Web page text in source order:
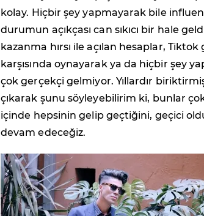
kolay. Hiçbir şey yapmayarak bile
durumun açıkçası can sıkıcı bir hale
kazanma hırsı ile açılan hesaplar,
karşısında oynayarak ya da hiçbir şey
çok gerçekçi gelmiyor. Yıllardır
çıkarak şunu söyleyebilirim ki, bunlar
içinde hepsinin gelip geçtiğini, geçici
devam edeceğiz.